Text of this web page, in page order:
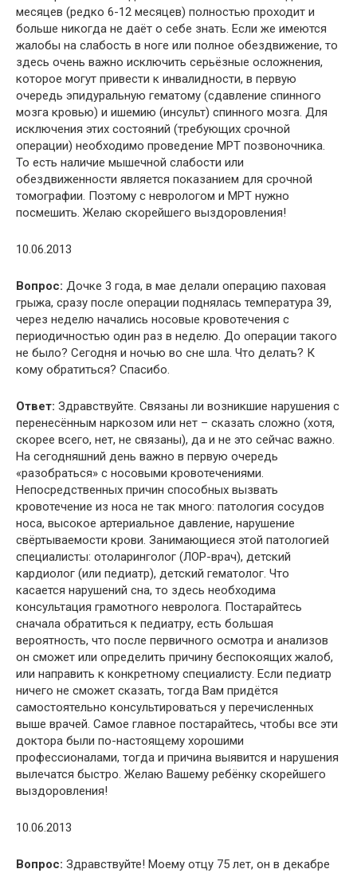
месяцев (редко 6-12 месяцев) полностью проходит и
больше никогда не даёт о себе знать. Если же имеются
жалобы на слабость в ноге или полное обездвижение, то
здесь очень важно исключить серьёзные осложнения,
которое могут привести к инвалидности, в первую
очередь эпидуральную гематому (сдавление спинного
мозга кровью) и ишемию (инсульт) спинного мозга. Для
исключения этих состояний (требующих срочной
операции) необходимо проведение МРТ позвоночника.
То есть наличие мышечной слабости или
обездвиженности является показанием для срочной
томографии. Поэтому с неврологом и МРТ нужно
посмешить. Желаю скорейшего выздоровления!
10.06.2013
Вопрос: Дочке 3 года, в мае делали операцию паховая
грыжа, сразу после операции поднялась температура 39,
через неделю начались носовые кровотечения с
периодичностью один раз в неделю. До операции такого
не было? Сегодня и ночью во сне шла. Что делать? К
кому обратиться? Спасибо.
Ответ: Здравствуйте. Связаны ли возникшие нарушения с
перенесённым наркозом или нет – сказать сложно (хотя,
скорее всего, нет, не связаны), да и не это сейчас важно.
На сегодняшний день важно в первую очередь
«разобраться» с носовыми кровотечениями.
Непосредственных причин способных вызвать
кровотечение из носа не так много: патология сосудов
носа, высокое артериальное давление, нарушение
свёртываемости крови. Занимающиеся этой патологией
специалисты: отоларинголог (ЛОР-врач), детский
кардиолог (или педиатр), детский гематолог. Что
касается нарушений сна, то здесь необходима
консультация грамотного невролога. Постарайтесь
сначала обратиться к педиатру, есть большая
вероятность, что после первичного осмотра и анализов
он сможет или определить причину беспокоящих жалоб,
или направить к конкретному специалисту. Если педиатр
ничего не сможет сказать, тогда Вам придётся
самостоятельно консультироваться у перечисленных
выше врачей. Самое главное постарайтесь, чтобы все эти
доктора были по-настоящему хорошими
профессионалами, тогда и причина выявится и нарушения
вылечатся быстро. Желаю Вашему ребёнку скорейшего
выздоровления!
10.06.2013
Вопрос: Здравствуйте! Моему отцу 75 лет, он в декабре